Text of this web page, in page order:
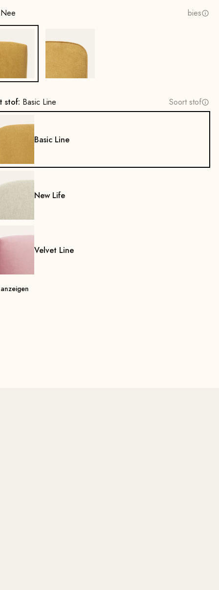
Nee bies
stof: Basic Line Soort stof
Basic Line
New Life
Velvet Line